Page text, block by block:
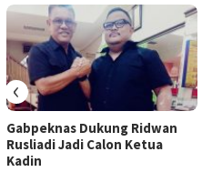
Gabpeknas Dukung Ridwan
Rusliadi Jadi Calon Ketua
Kadin
‹